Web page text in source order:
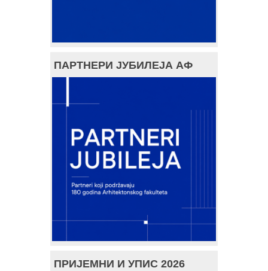
ПАРТНЕРИ ЈУБИЛЕЈА АФ
ПРИЈЕМНИ И УПИС 2026